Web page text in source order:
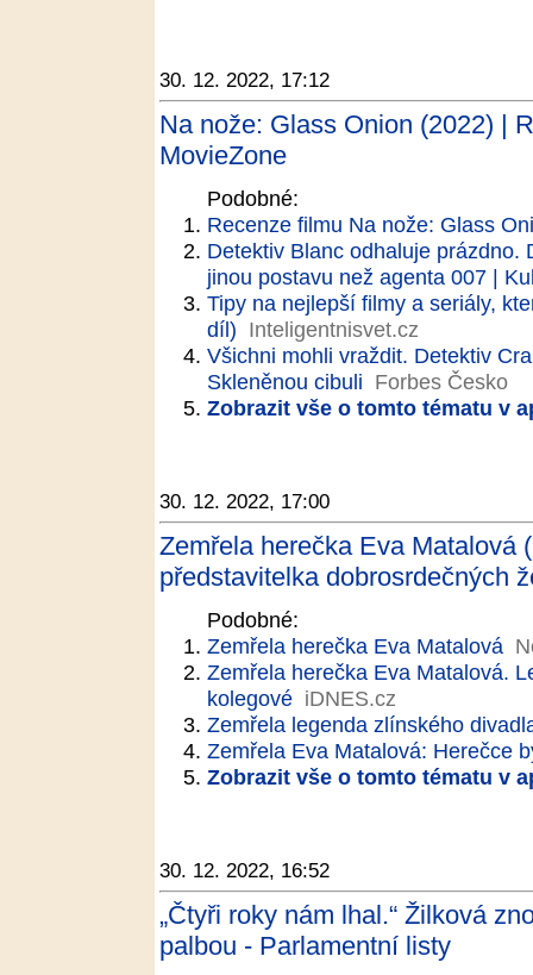
30. 12. 2022, 17:12
Na nože: Glass Onion (2022) |
MovieZone
Podobné:
Recenze filmu Na nože: Glass
Detektiv Blanc odhaluje prázdno.
jinou postavu než agenta 007 |
Tipy na nejlepší filmy a seriály,
díl) Inteligentnisvet.cz
Všichni mohli vraždit. Detektiv
Skleněnou cibuli Forbes Česko
Zobrazit vše o tomto tématu v
30. 12. 2022, 17:00
Zemřela herečka Eva Matalová
představitelka dobrosrdečných
Podobné:
Zemřela herečka Eva Matalová
Zemřela herečka Eva Matalová.
kolegové iDNES.cz
Zemřela legenda zlínského
Zemřela Eva Matalová: Herečce
Zobrazit vše o tomto tématu v
30. 12. 2022, 16:52
„Čtyři roky nám lhal.“ Žilková
palbou - Parlamentní listy